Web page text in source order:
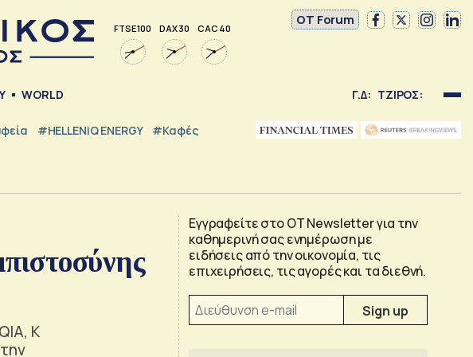
FTSE 100 DAX 30 CAC 40
OT Forum
WORLD Γ.Δ: ΤΖΙΡΟΣ:
#HELLENiQ ENERGY #καφές
K
Εγγραφείτε στο OT Newsletter για την
καθημερινή σας ενημέρωση με
ειδήσεις από την οικονομία, τις
επιχειρήσεις, τις αγορές και τα διεθνή.